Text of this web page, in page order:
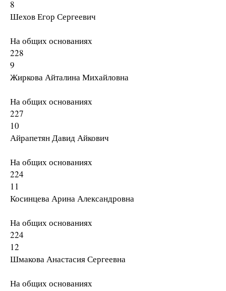
8
Шехов Егор Сергеевич
На общих основаниях
228
9
Жиркова Айталина Михайловна
На общих основаниях
227
10
Айрапетян Давид Айкович
На общих основаниях
224
11
Косинцева Арина Александровна
На общих основаниях
224
12
Шмакова Анастасия Сергеевна
На общих основаниях